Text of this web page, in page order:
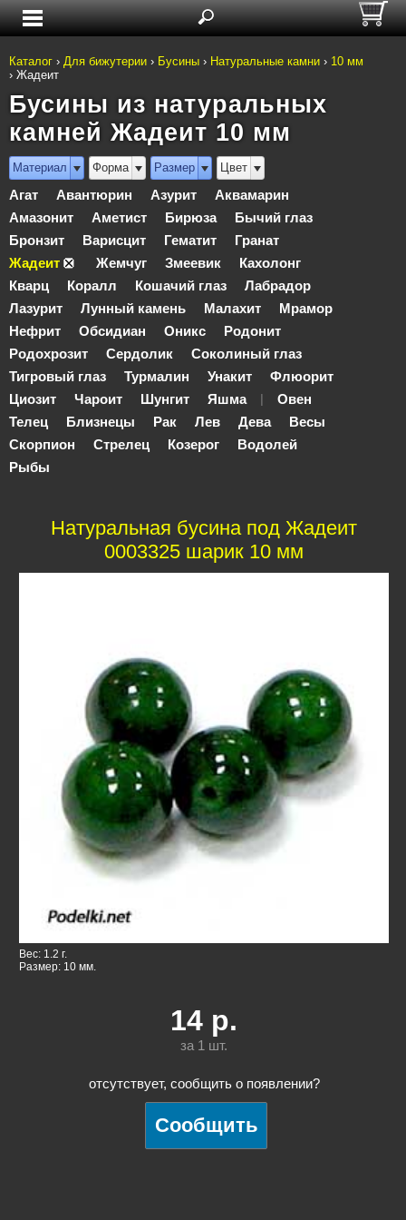
Каталог › Для бижутерии › Бусины › Натуральные камни › 10 мм
› Жадеит
Бусины из натуральных
камней Жадеит 10 мм
Материал Форма Размер Цвет
Агат Авантюрин Азурит
Аквамарин
Амазонит
Аметист Бирюза
Бычий глаз
Бронзит
Варисцит Гематит
Гранат
Жадеит
Жемчуг Змеевик
Кахолонг
Кварц
Коралл Кошачий глаз
Лабрадор
Лазурит
Лунный камень Малахит
Мрамор
Нефрит
Обсидиан Оникс
Родонит
Родохрозит
Сердолик
Соколиный глаз
Тигровый глаз
Турмалин Унакит
Флюорит
Циозит
Чароит Шунгит Яшма
Овен
Телец
Близнецы Рак Лев Дева
Весы
Скорпион
Стрелец Козерог
Водолей
Рыбы
Натуральная бусина под Жадеит
0003325 шарик 10 мм
Вес: 1.2 г.
Размер: 10 мм.
14 р.
за 1 шт.
отсутствует, сообщить о появлении?